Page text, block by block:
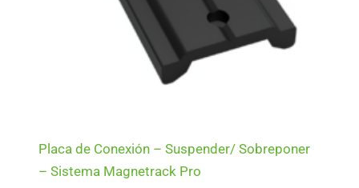
Placa de Conexión – Suspender/ Sobreponer
– Sistema Magnetrack Pro